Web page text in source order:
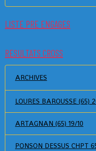
LISTE PRE ENGAGES
RESULTATS CROSS
ARCHIVES
LOURES BAROUSSE (65)
ARTAGNAN (65) 19/10
PONSON DESSUS CHPT